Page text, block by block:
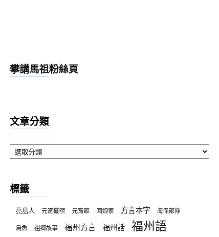
攀講馬祖粉絲頁
文章分類
文
章
標籤
亮島人 元宵擺暝 元宵節 回娘家 方言本字 海保部隊
烏魚 祖鄉故事 福州方言 福州話 福州語